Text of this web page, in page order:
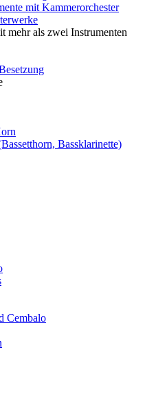
mit Kammerorchester
mehr als zwei Instrumenten
Bassklarinette)
Cembalo